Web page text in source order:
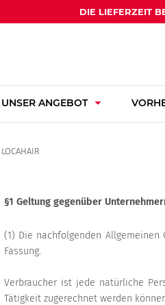
DIE LIEFERZEIT
UNSER ANGEBOT arrow_drop_down
LOCAHAIR
§1 Geltung gegenüber
(1) Die nachfolgenden
Fassung.
Verbraucher ist jede natürliche
Tätigkeit zugerechnet werden